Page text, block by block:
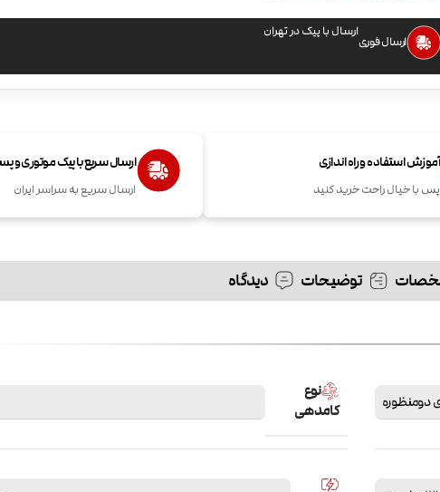
ارسال فوری
ارسال با پیک در تهران
آموزش استفاده و راه اندازی
پس با خیال راحت خرید کنید
ارسال سریع با پیک موتوری و
ارسال سریع به سراسر ایران
توضیحات دیدگاه
دومنظوره
نوع
کامدهی